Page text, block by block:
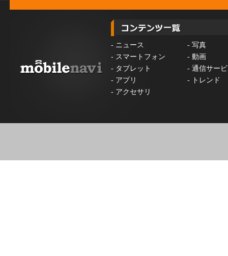
- ニュース - 写真
- スマートフォン - 動画
- タブレット - 通信サー
- アプリ -
トレンド
- アクセサリ